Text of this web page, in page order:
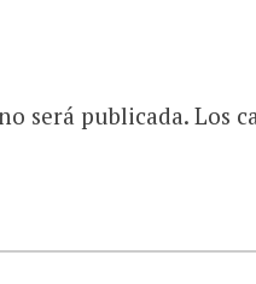
será publicada. Los